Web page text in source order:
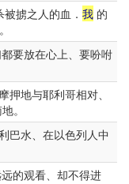
掳之人的血． 我 的
要放在心上、要吩咐
地与耶利哥相对、
。
巴水、在以色列人中
的观看、却不得进